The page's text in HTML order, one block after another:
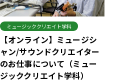
ミュージッククリエイト学科
【オンライン】ミュージシ
ャン/サウンドクリエイター
のお仕事について（ミュー
ジッククリエイト学科）